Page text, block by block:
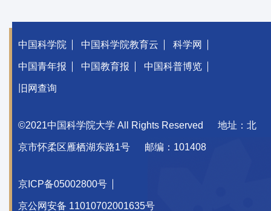
中国科学院 中国科学院教育云 科学网
中国青年报 中国教育报 中国科普博览
旧网查询
©2021中国科学院大学 All Rights Reserved 地址：北
京市怀柔区雁栖湖东路1号 邮编：101408
京ICP备05002800号
京公网安备 11010702001635号